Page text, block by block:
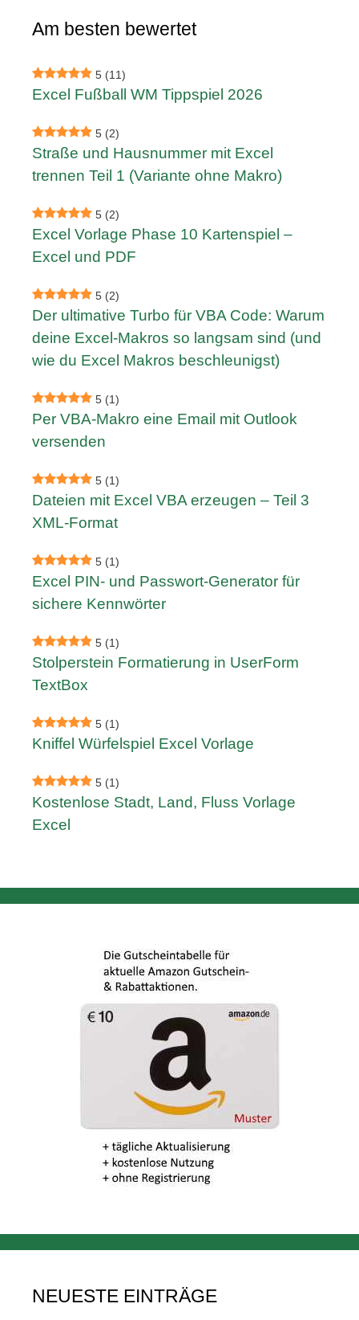
Am besten bewertet
5 (11)
Excel Fußball WM Tippspiel 2026
5 (2)
Straße und Hausnummer mit Excel
trennen Teil 1 (Variante ohne Makro)
5 (2)
Excel Vorlage Phase 10 Kartenspiel –
Excel und PDF
5 (2)
Der ultimative Turbo für VBA Code: Warum
deine Excel-Makros so langsam sind (und
wie du Excel Makros beschleunigst)
5 (1)
Per VBA-Makro eine Email mit Outlook
versenden
5 (1)
Dateien mit Excel VBA erzeugen – Teil 3
XML-Format
5 (1)
Excel PIN- und Passwort-Generator für
sichere Kennwörter
5 (1)
Stolperstein Formatierung in UserForm
TextBox
5 (1)
Kniffel Würfelspiel Excel Vorlage
5 (1)
Kostenlose Stadt, Land, Fluss Vorlage
Excel
NEUESTE EINTRÄGE